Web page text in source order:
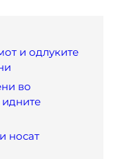
и одлуките
во
идните
носат